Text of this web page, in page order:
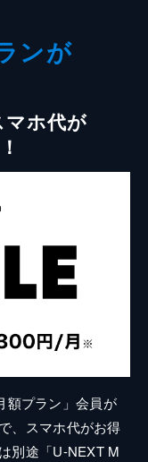
ンが
マホ代が
額プラン」会員が
、スマホ代がお得
別途「U-NEXT M